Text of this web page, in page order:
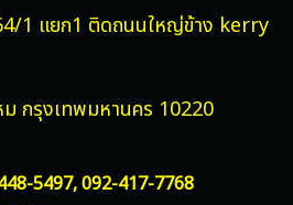
1 แยก1 ติดถนนใหญ่ข้าง kerry
ม กรุงเทพมหานคร 10220
5497,092-417-7768